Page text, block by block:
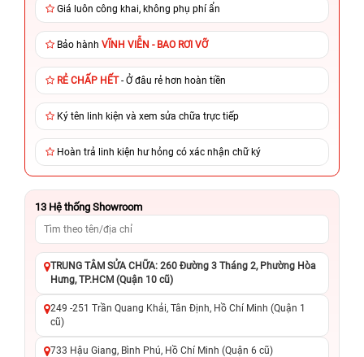
Giá luôn công khai, không phụ phí ẩn
Bảo hành VĨNH VIỄN - BAO RƠI VỠ
RẺ CHẤP HẾT- Ở đâu rẻ hơn hoàn tiền
Ký tên linh kiện và xem sửa chữa trực tiếp
Hoàn trả linh kiện hư hỏng có xác nhận chữ ký
13 Hệ thống Showroom
TRUNG TÂM SỬA CHỮA: 260 Đường 3 Tháng 2, Phường Hòa
Hưng, TP.HCM (Quận 10 cũ)
249 -251 Trần Quang Khải, Tân Định, Hồ Chí Minh (Quận 1
cũ)
733 Hậu Giang, Bình Phú, Hồ Chí Minh (Quận 6 cũ)